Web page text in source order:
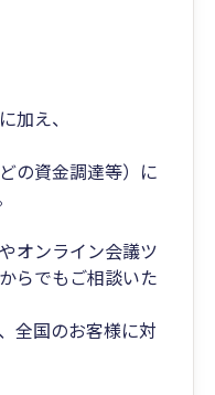
加え、
の資金調達等）に
オンライン会議ツ
らでもご相談いた
全国のお客様に対